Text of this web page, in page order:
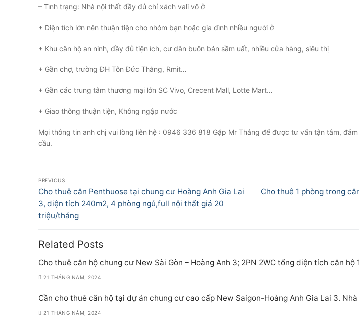
– Tình trạng: Nhà nội thất đầy đủ chỉ xách vali vô ở
+ Diện tích lớn nên thuận tiện cho nhóm bạn hoặc gia đình nhiều người ở
+ Khu căn hộ an ninh, đầy đủ tiện ích, cư dân buôn bán sầm uất, nhiều cửa hàng, siêu thị
+ Gần chợ, trường ĐH Tôn Đức Thắng, Rmit…
+ Gần các trung tâm thương mại lớn SC Vivo, Crecent Mall, Lotte Mart…
+ Giao thông thuận tiện, Không ngập nước
Mọi thông tin anh chị vui lòng liên hệ : 0946 336 818 Gặp Mr Thắng để được tư vấn tận tâm,
cầu.
Điều
hướng
bài
PREVIOUS
Previous
post:
Cho thuê căn Penthuose tại chung cư Hoàng Anh Gia Lai
3, diện tích 240m2, 4 phòng ngủ,full nội thất giá 20
triệu/tháng
Next
Cho thuê 1 phòng trong
Related Posts
Cho thuê căn hộ chung cư New Sài Gòn – Hoàng Anh 3; 2PN 2WC tổng diện tích căn hộ
21 THÁNG NĂM, 2024
Cần cho thuê căn hộ tại dự án chung cư cao cấp New Saigon-Hoàng Anh Gia Lai 3. Nhà
21 THÁNG NĂM, 2024